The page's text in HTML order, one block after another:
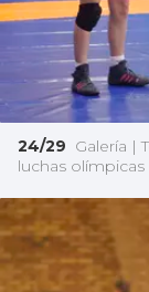
24/29 Galería |
luchas olímpicas